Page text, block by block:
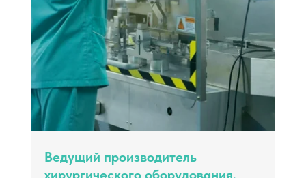
Ведущий производитель
хирургического оборудования,
ПОЛУЧИТЬ
ПРЕДЛОЖЕНИЕ!
Чтобы организовать презентацию,